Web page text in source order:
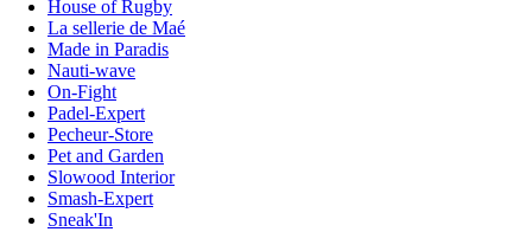
House of Rugby
La sellerie de Maé
Made in Paradis
Nauti-wave
On-Fight
Padel-Expert
Pecheur-Store
Pet and Garden
Slowood Interior
Smash-Expert
Sneak'In